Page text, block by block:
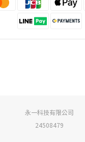
永一科技有限公司
24508479